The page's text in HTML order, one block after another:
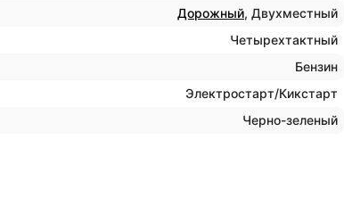
Дорожный, Двухместный
Четырехтактный
Бензин
Электростарт/Кикстарт
Черно-зеленый